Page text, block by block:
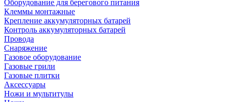
Оборудование для берегового питания
Клеммы монтажные
Крепление аккумуляторных батарей
Контроль аккумуляторных батарей
Провода
Снаряжение
Газовое оборудование
Газовые грили
Газовые плитки
Аксессуары
Ножи и мультитулы